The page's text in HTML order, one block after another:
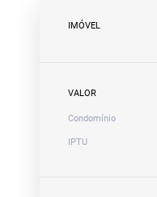
IMÓVEL
VALOR
Condomínio
IPTU